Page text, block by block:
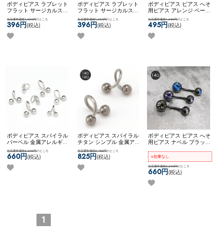
ボディピアス ラブレット
フラット サージカルステ
ンレス ブラック シンプル
14G 16G 18G ネコポスOK
ラブレット (ブラック)
当店通常価格1,320円のところ
396円(税込)
ボディピアス ラブレット
フラット サージカルステ
ンレス ゴールド シンプル
14G 16G 18G ネコポスOK
ラブレット (ゴールド)
当店通常価格1,320円のところ
396円(税込)
ボディピアス ピアス へそ
用ピアス アレンジ ベース
アイテム カスタム 自社開
発商品 8mm 10mm ネコポ
スOKカーブドナベル
当店通常価格1,650円のところ
495円(税込)
ボディピアス スパイラル
バーベル 金属アレルギー
対応 サージカルステンレ
ス シンプル 両ネジタイプ
ネコポスOK【お客様から
の声をカタチに】【スタ
当店通常価格2,200円のところ
660円(税込)
ボディピアス スパイラル
チタン シンプル 金属アレ
ルギー対応 ネコポスOK
チタン ] スパイラルバー
ベル
当店通常価格2,750円のところ
825円(税込)
ボディピアス ピアス へそ
用ピアス ナベル ブラック
イヤモンド フューシャ レ
ッド ピンク ネコポスOK
ダブルジュエルナベル (ブ
ラック)
×在庫なし
当店通常価格2,200円のところ
660円(税込)
1